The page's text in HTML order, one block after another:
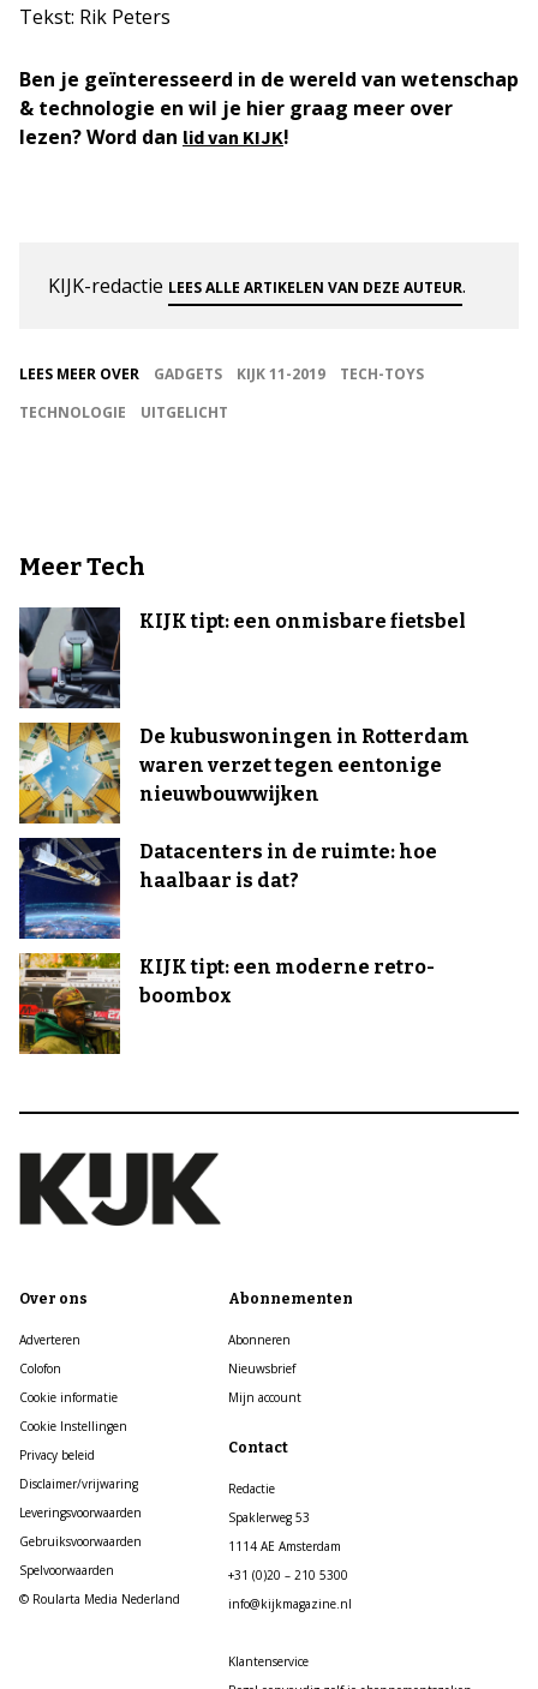
Tekst: Rik Peters
Ben je geïnteresseerd in de wereld van wetenschap
& technologie en wil je hier graag meer over
lezen? Word dan lid van KIJK!
KIJK-redactie LEES ALLE ARTIKELEN VAN DEZE AUTEUR.
LEES MEER OVER GADGETS KIJK 11-2019
TECH-TOYS
TECHNOLOGIE
UITGELICHT
Meer Tech
KIJK tipt: een onmisbare fietsbel
De kubuswoningen in Rotterdam
waren verzet tegen eentonige
nieuwbouwwijken
Datacenters in de ruimte: hoe
haalbaar is dat?
KIJK tipt: een moderne retro-
boombox
Over ons
Adverteren
Colofon
Cookie informatie
Cookie Instellingen
Privacy beleid
Disclaimer/vrijwaring
Leveringsvoorwaarden
Gebruiksvoorwaarden
Spelvoorwaarden
© Roularta Media Nederland
Abonnementen
Abonneren
Nieuwsbrief
Mijn account
Contact
Redactie
Spaklerweg 53
1114 AE Amsterdam
+31 (0)20 – 210 5300
info@kijkmagazine.nl
Klantenservice